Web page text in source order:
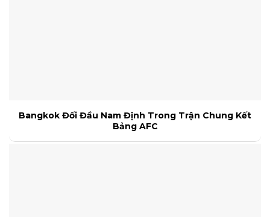
Bangkok Đối Đầu Nam Định Trong Trận Chung Kết
Bảng AFC